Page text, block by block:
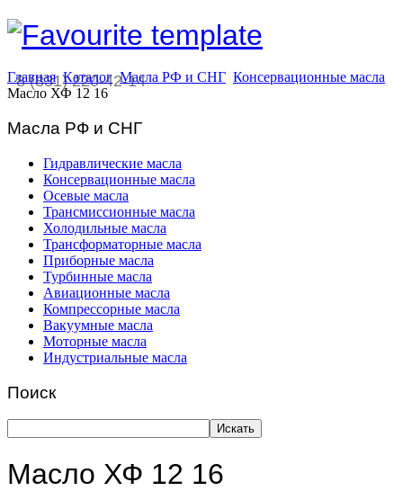
8 (831) 220-42-14
Главная Каталог Масла РФ и СНГ Консервационные масла
Масло ХФ 12 16
Масла РФ и СНГ
Гидравлические масла
Консервационные масла
Осевые масла
Трансмиссионные масла
Холодильные масла
Трансформаторные масла
Приборные масла
Турбинные масла
Авиационные масла
Компрессорные масла
Вакуумные масла
Моторные масла
Индустриальные масла
Поиск
Искать
Масло ХФ 12 16